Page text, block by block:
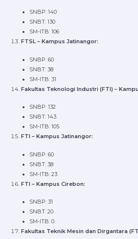
SNBP: 140
SNBT: 130
SM-ITB: 106
FTSL – Kampus Jatinangor:
SNBP: 60
SNBT: 38
SM-ITB: 31
Fakultas Teknologi Industri (FTI) –
SNBP: 132
SNBT: 143
SM-ITB: 105
FTI – Kampus Jatinangor:
SNBP: 60
SNBT: 38
SM-ITB: 23
FTI – Kampus Cirebon:
SNBP: 31
SNBT: 20
SM-ITB: 0
Fakultas Teknik Mesin dan Dirgantara